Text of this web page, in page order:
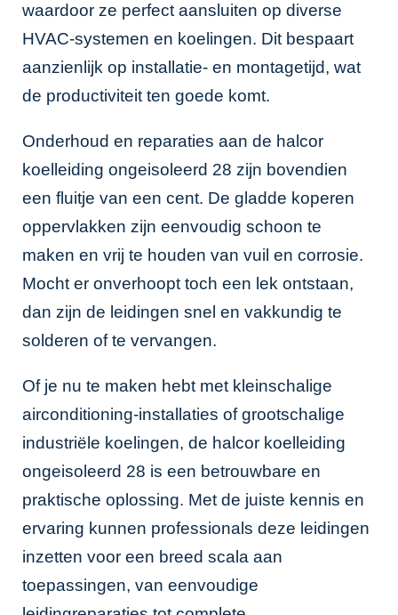
waardoor ze perfect aansluiten op diverse
HVAC-systemen en koelingen. Dit bespaart
aanzienlijk op installatie- en montagetijd, wat
de productiviteit ten goede komt.
Onderhoud en reparaties aan de halcor
koelleiding ongeisoleerd 28 zijn bovendien
een fluitje van een cent. De gladde koperen
oppervlakken zijn eenvoudig schoon te
maken en vrij te houden van vuil en corrosie.
Mocht er onverhoopt toch een lek ontstaan,
dan zijn de leidingen snel en vakkundig te
solderen of te vervangen.
Of je nu te maken hebt met kleinschalige
airconditioning-installaties of grootschalige
industriële koelingen, de halcor koelleiding
ongeisoleerd 28 is een betrouwbare en
praktische oplossing. Met de juiste kennis en
ervaring kunnen professionals deze leidingen
inzetten voor een breed scala aan
toepassingen, van eenvoudige